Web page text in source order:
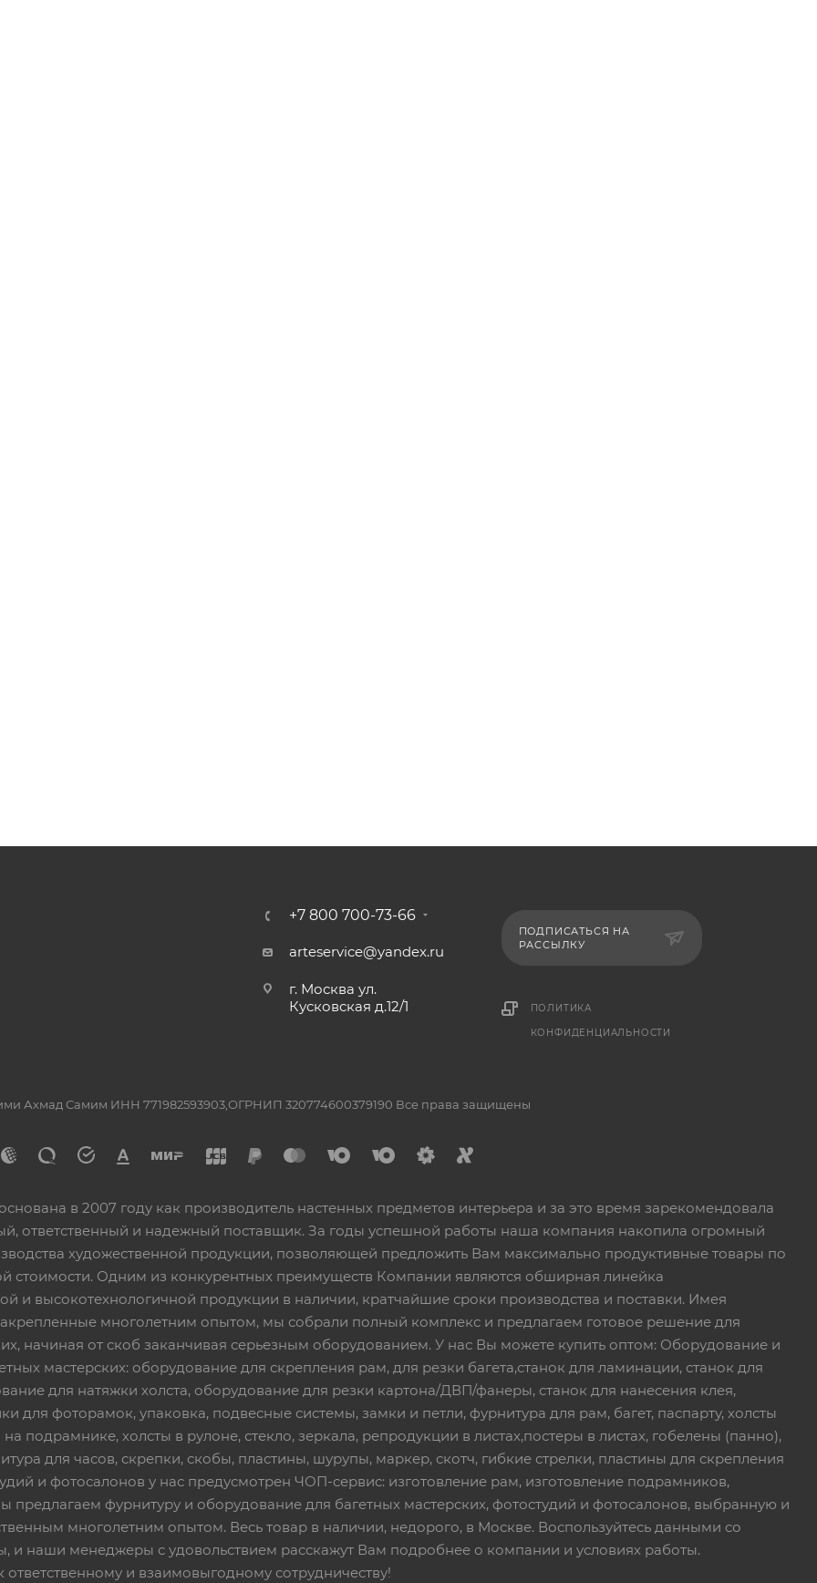
+7 800 700-73-66
arteservice@yandex.ru
г. Москва ул.
Кусковская д.12/1
ПОДПИСАТЬСЯ НА
РАССЫЛКУ
ПОЛИТИКА
КОНФИДЕНЦИАЛЬНОСТИ
Ахмад Самим ИНН 771982593903,ОГРНИП 320774600379190 Все права защищены
в 2007 году как производитель настенных предметов интерьера и за это время зарекомендовала
ответственный и надежный поставщик. За годы успешной работы наша компания накопила огромный
художественной продукции, позволяющей предложить Вам максимально продуктивные товары по
стоимости. Одним из конкурентных преимуществ Компании являются обширная линейка
и высокотехнологичной продукции в наличии, кратчайшие сроки производства и поставки. Имея
многолетним опытом, мы собрали полный комплекс и предлагаем готовое решение для
начиная от скоб заканчивая серьезным оборудованием. У нас Вы можете купить оптом: Оборудование и
мастерских: оборудование для скрепления рам, для резки багета,станок для ламинации, станок для
для натяжки холста, оборудование для резки картона/ДВП/фанеры, станок для нанесения клея,
для фоторамок, упаковка, подвесные системы, замки и петли, фурнитура для рам, багет, паспарту, холсты
на подрамнике, холсты в рулоне, стекло, зеркала, репродукции в листах,постеры в листах, гобелены (панно),
для часов, скрепки, скобы, пластины, шурупы, маркер, скотч, гибкие стрелки, пластины для скрепления
и фотосалонов у нас предусмотрен ЧОП-сервис: изготовление рам, изготовление подрамников,
предлагаем фурнитуру и оборудование для багетных мастерских, фотостудий и фотосалонов, выбранную и
многолетним опытом. Весь товар в наличии, недорого, в Москве. Воспользуйтесь данными со
и наши менеджеры с удовольствием расскажут Вам подробнее о компании и условиях работы.
и взаимовыгодному сотрудничеству!